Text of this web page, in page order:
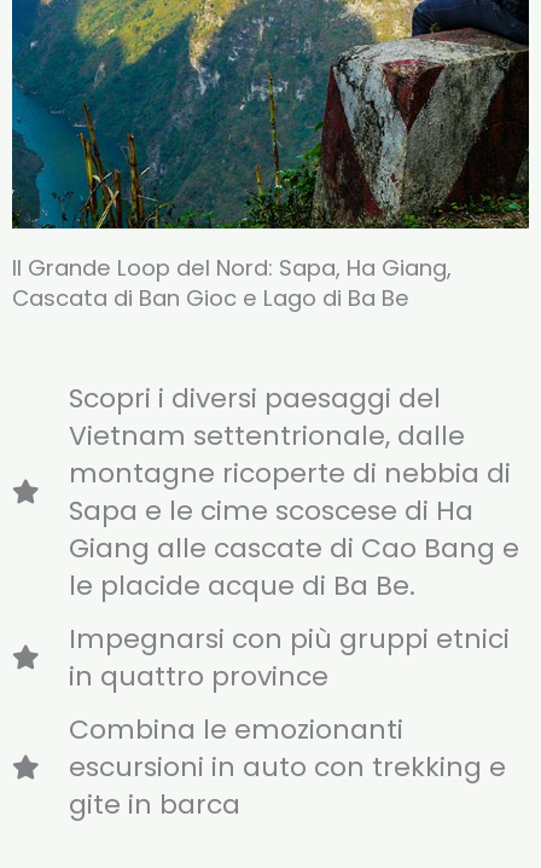
Il Grande Loop del Nord: Sapa, Ha Giang,
Cascata di Ban Gioc e Lago di Ba Be
Scopri i diversi paesaggi del
Vietnam settentrionale, dalle
montagne ricoperte di nebbia di
Sapa e le cime scoscese di Ha
Giang alle cascate di Cao Bang e
le placide acque di Ba Be.
Impegnarsi con più gruppi etnici
in quattro province
Combina le emozionanti
escursioni in auto con trekking e
gite in barca